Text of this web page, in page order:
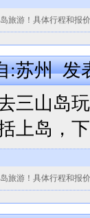
旅游！具体行程和报
苏州 发
三山岛
上岛，
旅游！具体行程和报